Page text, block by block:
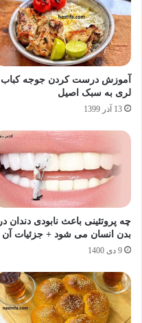
آموزش درست کردن جوجه کباب
لری به سبک اصیل
13 آذر 1399
چه پروتئینی باعث نابودی دندان در
بدن انسان می شود + جزئیات آن
9 دی 1400